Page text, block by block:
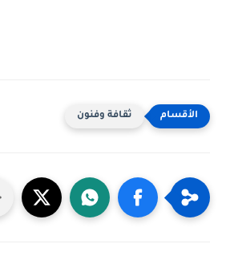
ثقافة وفنون